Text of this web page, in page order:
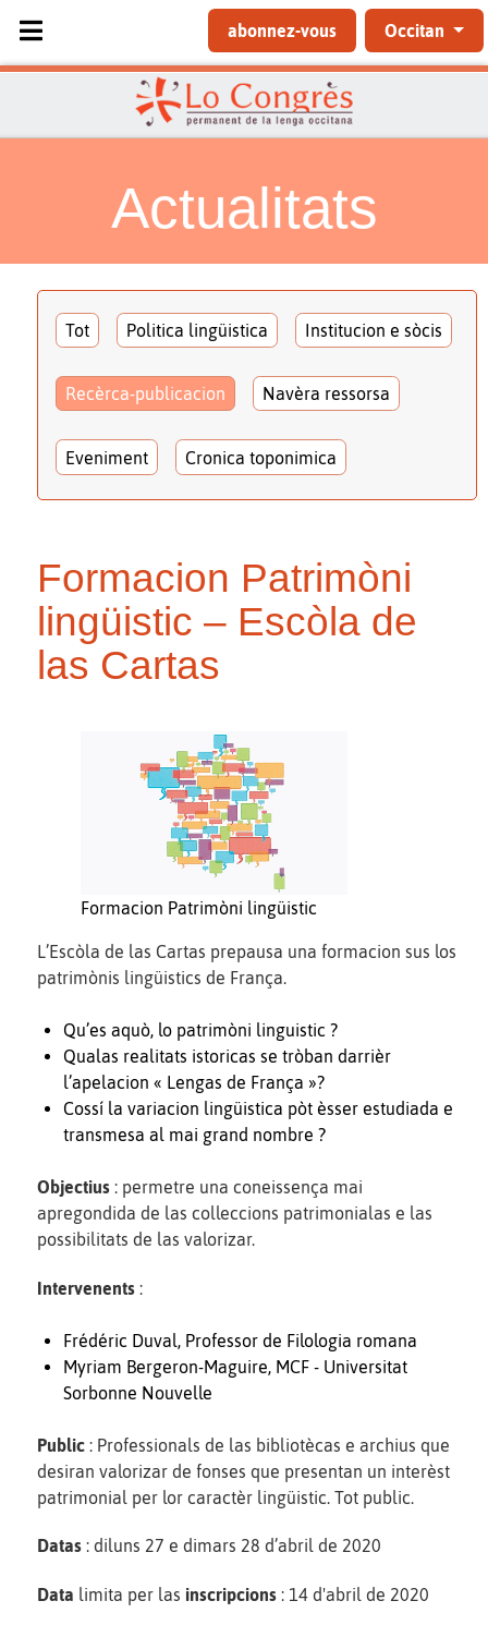
Sélectionnez votre langue
abonnez-vous Occitan
Actualitats
Tot Politica lingüistica Institucion e sòcis
Recèrca-publicacion Navèra ressorsa
Eveniment Cronica toponimica
Formacion Patrimòni
lingüistic – Escòla de
las Cartas
Formacion Patrimòni lingüistic
L’Escòla de las Cartas prepausa una formacion sus los
patrimònis lingüistics de França.
Qu’es aquò, lo patrimòni linguistic ?
Qualas realitats istoricas se tròban darrièr
l’apelacion « Lengas de França »?
Cossí la variacion lingüistica pòt èsser estudiada e
transmesa al mai grand nombre ?
Objectius : permetre una coneissença mai
apregondida de las colleccions patrimonialas e las
possibilitats de las valorizar.
Intervenents :
Frédéric Duval, Professor de Filologia romana
Myriam Bergeron-Maguire, MCF - Universitat
Sorbonne Nouvelle
Public : Professionals de las bibliotècas e archius que
desiran valorizar de fonses que presentan un interèst
patrimonial per lor caractèr lingüistic. Tot public.
Datas : diluns 27 e dimars 28 d’abril de 2020
Data limita per las inscripcions : 14 d'abril de 2020